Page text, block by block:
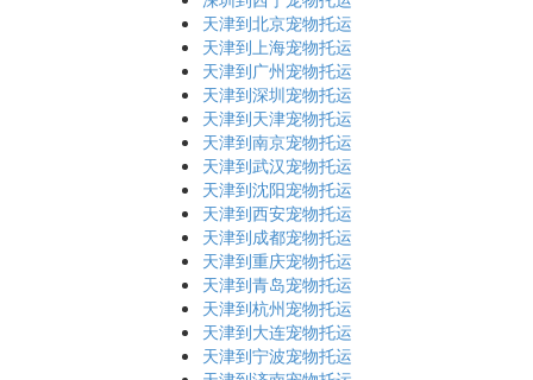
天津到北京宠物托运
天津到上海宠物托运
天津到广州宠物托运
天津到深圳宠物托运
天津到天津宠物托运
天津到南京宠物托运
天津到武汉宠物托运
天津到沈阳宠物托运
天津到西安宠物托运
天津到成都宠物托运
天津到重庆宠物托运
天津到青岛宠物托运
天津到杭州宠物托运
天津到大连宠物托运
天津到宁波宠物托运